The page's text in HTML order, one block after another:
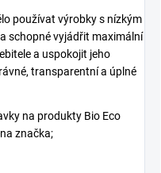
používat výrobky s nízkým
schopné vyjádřit maximální
a uspokojit jeho
transparentní a úplné
na produkty Bio Eco
značka;